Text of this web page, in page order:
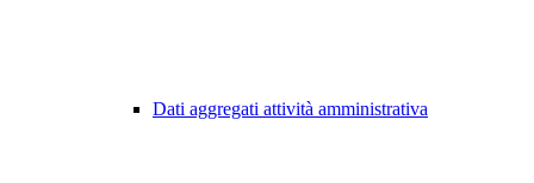
Dati aggregati attività amministrativa